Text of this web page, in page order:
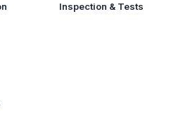
Inspection & Tests